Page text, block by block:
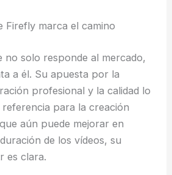
Firefly marca el camino
no solo responde al mercado,
a él. Su apuesta por la
profesional y la calidad lo
para la creación
aún puede mejorar en
de los vídeos, su
es clara.